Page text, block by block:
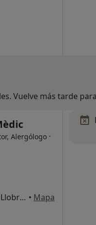
Vuelve más tarde
Alergólogo ·
Av. del Bosque, 25, L'Hospitalet de Llobregat • Mapa